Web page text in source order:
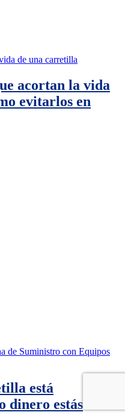
acortan la vida
evitarlos en
está
dinero estás